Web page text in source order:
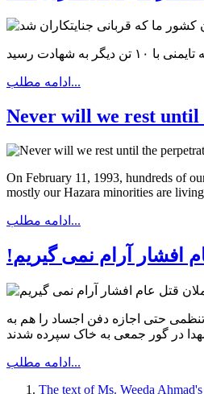
ادامه مطلب...
Never will we rest until
On February 11, 1993, hundreds of
mostly our Hazara minorities are
ادامه مطلب...
افشار آرام نمی گیریم
تنظمی حتی اجازه دفن اجساد را هم به
شهدا در گور جمعی به خاک سپرده شدند
ادامه مطلب...
The text of Ms. Weeda